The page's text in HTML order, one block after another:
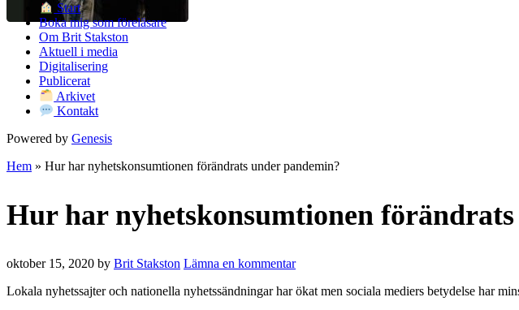
Start
Boka mig som föreläsare
Om Brit Stakston
Aktuell i media
Digitalisering
Publicerat
Arkivet
Kontakt
Powered by Genesis
Hem » Hur har nyhetskonsumtionen förändrats under pandemin?
Hur har nyhetskonsumtionen
oktober 15, 2020 by Brit Stakston Lämna en kommentar
Lokala nyhetssajter och nationella nyhetssändningar har ökat men sociala mediers betydelse har